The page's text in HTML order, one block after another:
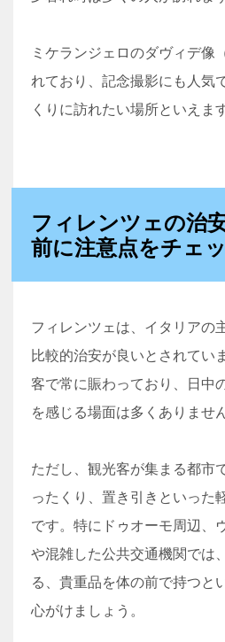
ミケランジェロのダヴィデ像
れており、記念撮影にも人気
くりに訪れたい場所といえま
フィレンツェの治
前に注意点をチェ
フィレンツェは、イタリアの
比較的治安が良いとされてい
客で常に賑わっており、日中
を感じる場面は多くありません
ただし、観光客が集まる都市
ったくり、置き引きといった
です。特にドゥオーモ周辺、
や混雑した公共交通機関では
る、貴重品を体の前で持つと
心がけましょう。